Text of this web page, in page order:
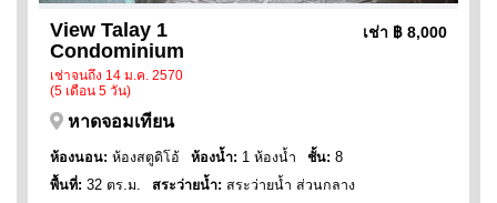
View Talay 1
Condominium
เช่าจนถึง 14 ม.ค. 2570
(5 เดือน 5 วัน)
เช่า ฿ 8,000
หาดจอมเทียน
ห้องนอน: ห้องสตูดิโอ้ ห้องน้ำ: 1 ห้องน้ำ ชั้น: 8
พื้นที่: 32 ตร.ม. สระว่ายน้ำ: สระว่ายน้ำ ส่วนกลาง